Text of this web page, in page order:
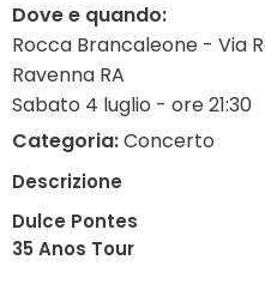
Dove e quando:
Rocca Brancaleone - Via
Ravenna RA
Sabato 4 luglio - ore 21:30
Categoria:Concerto
Descrizione
Dulce Pontes
35 Anos Tour